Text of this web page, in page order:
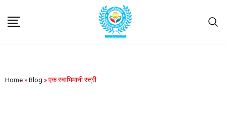
Home »Blog »एक स्वाभिमानी स्त्री